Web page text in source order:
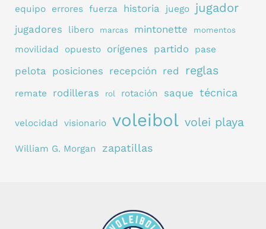
equipo errores fuerza historia juego jugador
jugadores libero marcas mintonette momentos
movilidad opuesto orígenes partido pase
pelota posiciones recepción red reglas
remate rodilleras rol rotación saque técnica
velocidad visionario voleibol volei playa
William G. Morgan zapatillas